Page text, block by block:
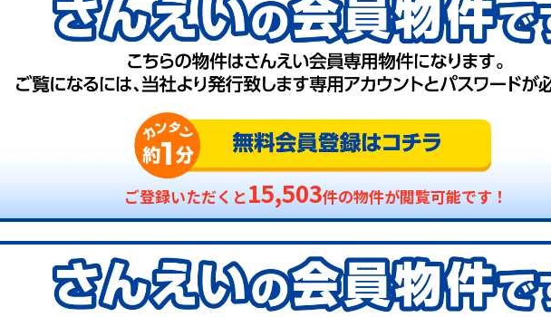
ご登録いただくと15,503件の物件が閲覧可能です！